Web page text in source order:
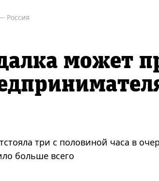
Россия
может
три с половиной часа в
больше всего